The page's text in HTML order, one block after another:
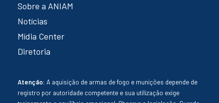
Sobre a ANIAM
Notícias
Mídia Center
Diretoria
Atenção: A aquisição de armas de fogo e munições depende de
registro por autoridade competente e sua utilização exige